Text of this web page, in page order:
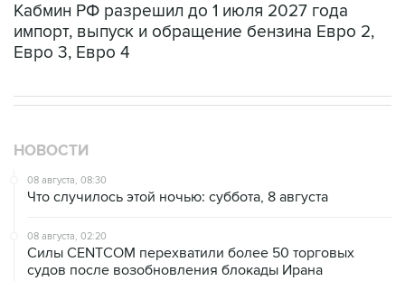
Кабмин РФ разрешил до 1 июля 2027 года
импорт, выпуск и обращение бензина Евро 2,
Евро 3, Евро 4
НОВОСТИ
08 августа, 08:30
Что случилось этой ночью: суббота, 8 августа
08 августа, 02:20
Силы CENTCOM перехватили более 50 торговых
судов после возобновления блокады Ирана